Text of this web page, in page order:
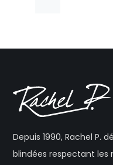
Depuis 1990, Rachel P.
blindées respectant les